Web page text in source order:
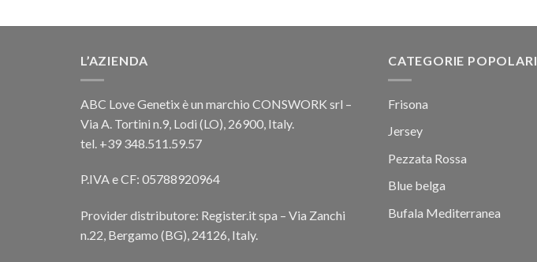
L’AZIENDA
ABC Love Genetix è un marchio CONSWORK srl –
Via A. Tortini n.9, Lodi (LO), 26900, Italy.
tel. +39 348.511.59.57
P.IVA e CF: 05788920964
Provider distributore: Register.it spa – Via Zanchi
n.22, Bergamo (BG), 24126, Italy.
CATEGORIE POPOLARI
Frisona
Jersey
Pezzata Rossa
Blue belga
Bufala Mediterranea